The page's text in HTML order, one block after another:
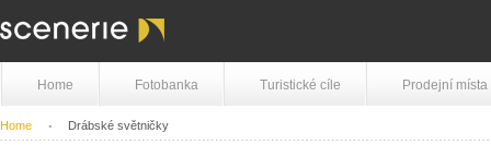
Home Fotobanka Turistické cíle Prodejní místa
Home Drábské světničky